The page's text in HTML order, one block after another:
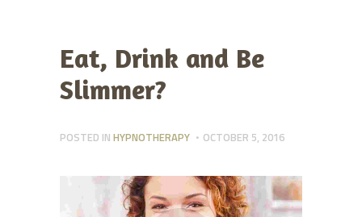
Eat, Drink and Be
Slimmer?
POSTED IN HYPNOTHERAPY OCTOBER 5, 2016